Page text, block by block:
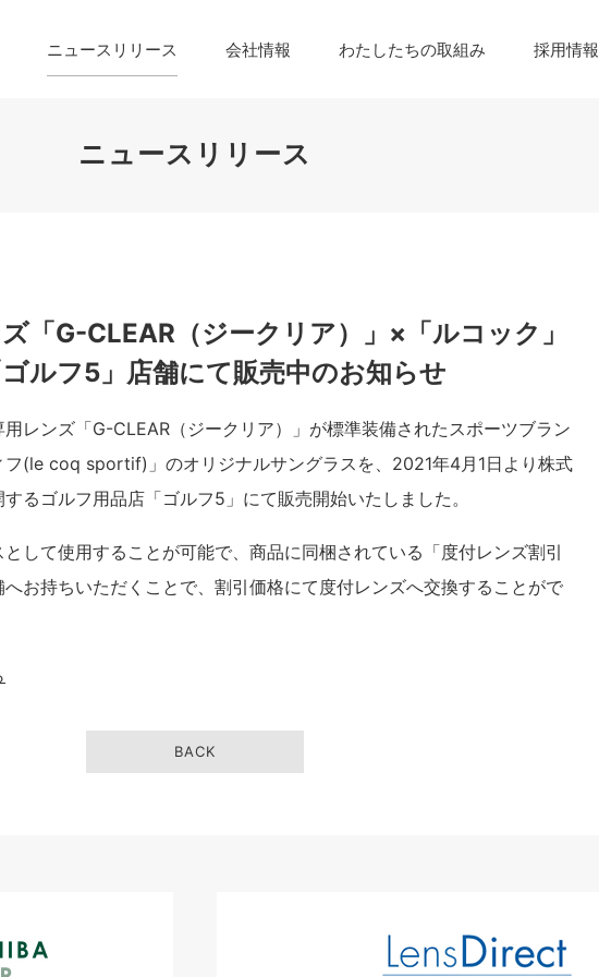
ニュースリリース 会社情報 わたしたちの取組み 採用情報
ニュースリリース
「G-CLEAR（ジークリア）」×「ルコック」
ルフ5」店舗にて販売中のお知らせ
用レンズ「G-CLEAR（ジークリア）」が標準装備されたスポーツブラン
フ(le coq sportif)」のオリジナルサングラスを、2021年4月1日より株式
るゴルフ用品店「ゴルフ5」にて販売開始いたしました。
して使用することが可能で、商品に同梱されている「度付レンズ割引
お持ちいただくことで、割引価格にて度付レンズへ交換することがで
BACK